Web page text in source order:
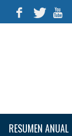
RESUMEN ANUAL